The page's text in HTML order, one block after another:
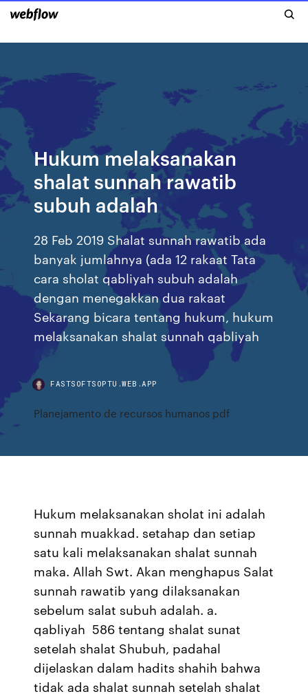
Hukum melaksanakan
shalat sunnah rawatib
subuh adalah
28 Feb 2019 Shalat sunnah rawatib ada
banyak jumlahnya (ada 12 rakaat Tata
cara sholat qabliyah subuh adalah
dengan menegakkan dua rakaat
Sekarang bicara tentang hukum, hukum
melaksanakan shalat sunnah qabliyah
FASTSOFTSOPTU.WEB.APP
Planejamento de recursos humanos pdf
Hukum melaksanakan sholat ini adalah
sunnah muakkad. setahap dan setiap
satu kali melaksanakan shalat sunnah
maka. Allah Swt. Akan menghapus Salat
sunnah rawatib yang dilaksanakan
sebelum salat subuh adalah. a.
qabliyah 586 tentang shalat sunat
setelah shalat Shubuh, padahal
dijelaskan dalam hadits shahih bahwa
tidak ada shalat sunnah setelah shalat